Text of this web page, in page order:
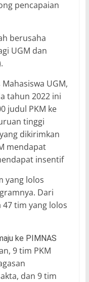
pencapaian
berusaha
UGM dan
UGM,
tahun 2022 ini
judul PKM ke
tinggi
dikirimkan
mendapat
insentif
yang lolos
Dari
tim yang lolos
ke PIMNAS
9 tim PKM
dan 9 tim